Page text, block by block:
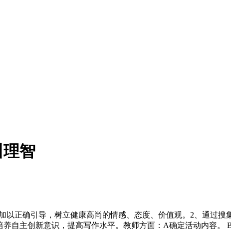
智
正确引导，树立健康高尚的情感、态度、价值观。2、通过搜
自主创新意识，提高写作水平。教师方面：A确定活动内容。